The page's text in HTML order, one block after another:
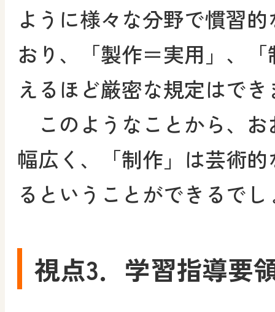
ように様々な分野で慣習
おり、「製作＝実用」、
えるほど厳密な規定はで
このようなことから、お
幅広く、「制作」は芸術
るということができるで
視点3．学習指導要